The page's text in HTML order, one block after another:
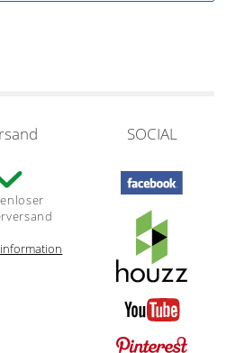
SOCIAL